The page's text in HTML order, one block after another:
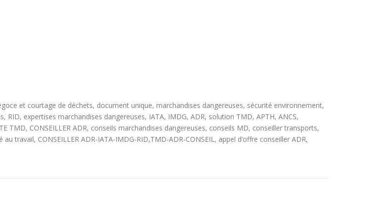
et courtage de déchets, document unique, marchandises dangereuses, sécurité environnement,
expertises marchandises dangereuses, IATA, IMDG, ADR, solution TMD, APTH, ANCS,
TMD, CONSEILLER ADR, conseils marchandises dangereuses, conseils MD, conseiller transports,
travail, CONSEILLER ADR-IATA-IMDG-RID,TMD-ADR-CONSEIL, appel d’offre conseiller ADR,